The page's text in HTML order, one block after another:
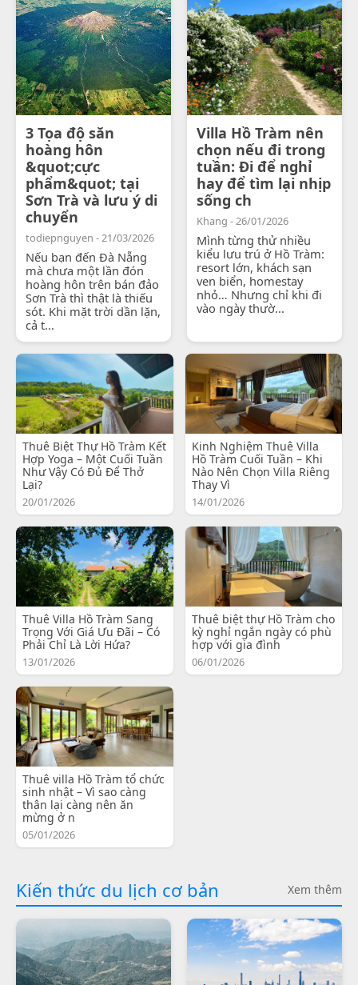
3 Tọa độ săn
hoàng hôn
&quot;cực
phẩm&quot; tại
Sơn Trà và lưu ý di
chuyển
todiepnguyen - 21/03/2026
Nếu bạn đến Đà Nẵng
mà chưa một lần đón
hoàng hôn trên bán đảo
Sơn Trà thì thật là thiếu
sót. Khi mặt trời dần lặn,
cả t...
Villa Hồ Tràm nên
chọn nếu đi trong
tuần: Đi để nghỉ
hay để tìm lại nhịp
sống ch
Khang - 26/01/2026
Mình từng thử nhiều
kiểu lưu trú ở Hồ Tràm:
resort lớn, khách sạn
ven biển, homestay
nhỏ… Nhưng chỉ khi đi
vào ngày thườ...
Thuê Biệt Thự Hồ Tràm Kết
Hợp Yoga – Một Cuối Tuần
Như Vậy Có Đủ Để Thở
Lại?
20/01/2026
Kinh Nghiệm Thuê Villa
Hồ Tràm Cuối Tuần – Khi
Nào Nên Chọn Villa Riêng
Thay Vì
14/01/2026
Thuê Villa Hồ Tràm Sang
Trọng Với Giá Ưu Đãi – Có
Phải Chỉ Là Lời Hứa?
13/01/2026
Thuê biệt thự Hồ Tràm cho
kỳ nghỉ ngắn ngày có phù
hợp với gia đình
06/01/2026
Thuê villa Hồ Tràm tổ chức
sinh nhật – Vì sao càng
thân lại càng nên ăn
mừng ở n
05/01/2026
Kiến thức du lịch cơ bản Xem thêm